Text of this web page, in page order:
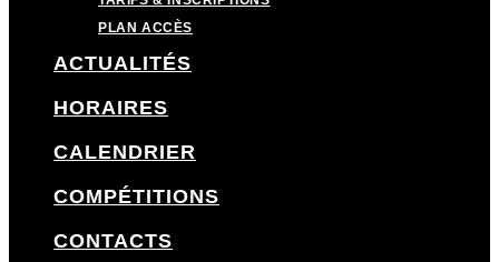
PLAN ACCÈS
ACTUALITÉS
HORAIRES
CALENDRIER
COMPÉTITIONS
CONTACTS